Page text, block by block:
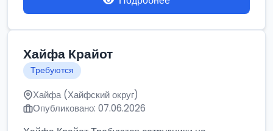
Хайфа Крайот
Требуются
Хайфа (Хайфский округ)
Опубликовано: 07.06.2026